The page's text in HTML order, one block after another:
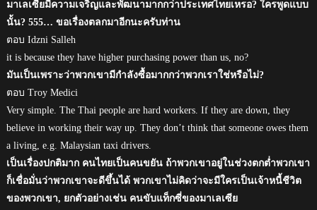
มาเลเซียมีความเจริญและพัฒนามากกว่าประเทศไทยเหรอ? ใครพูดแบบ
นั้น? 555… ขอเรื่องตลกมาอีกนะครับท่าน
ตอบ Idzni Salleh
it is because they have higher purchasing power than us, no?
มันเป็นเพราะว่าพวกเขามีกำลังซื้อมากกว่าพวกเราใช่หรือไม่?
ตอบ Troy Medici
Very simple. The Thai people are hard workers. If they are down, they
believe in working their way up. They don’t think that someone owes them
a living, e.g. Malaysian taxi drivers.
เป็นเรื่องปกติมาก คนไทยเป็นคนขยัน ถ้าพวกเขาอยู่ในช่วงตกต่ำพวกเขา
ก็เชื่อมั่นว่าพวกเขาจะดีขึ้นได้ พวกเขาไม่คิดว่าจะมีใครเป็นเจ้าหนี้ชีวิต
ของพวกเขา, ยกตัวอย่างเช่น คนขับแท็กซี่ของมาเลเซีย